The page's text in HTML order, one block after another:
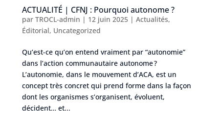
ACTUALITÉ | CFNJ : Pourquoi autonome ?
par TROCL-admin | 12 juin 2025| Actualités,
Éditorial, Uncategorized
Qu’est-ce qu’on entend vraiment par “autonomie”
dans l’action communautaire autonome ?
L’autonomie, dans le mouvement d’ACA, est un
concept très concret qui prend forme dans la façon
dont les organismes s’organisent, évoluent,
décident… et...